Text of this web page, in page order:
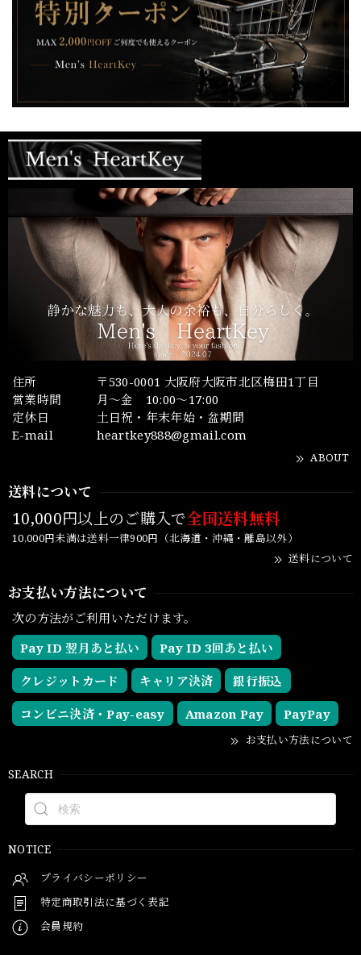
住所
〒530-0001 大阪府大阪市北区梅田1丁目
営業時間
月～金 10:00～17:00
定休日
土日祝・年末年始・盆期間
E-mail
heartkey888@gmail.com
ABOUT
送料について
10,000円以上のご購入で全国送料無料
10,000円未満は送料一律900円（北海道・沖縄・離島以外）
送料について
お支払い方法について
次の方法がご利用いただけます。
Pay ID 翌月あと払い
Pay ID 3回あと払い
クレジットカード キャリア決済 銀行振込
コンビニ決済・Pay-easy Amazon Pay PayPay
お支払い方法について
SEARCH
NOTICE
プライバシーポリシー
特定商取引法に基づく表記
会員規約